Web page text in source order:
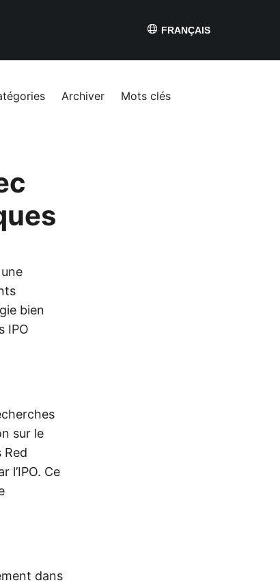
FRANÇAIS
Archiver Mots clés
bien
IPO
sur le
Red
l’IPO. Ce
dans